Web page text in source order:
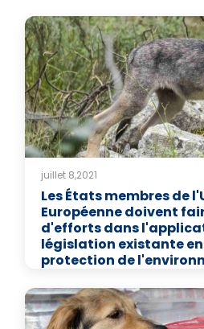
juillet 8,2021
Les États membres de
Européenne doivent
d'efforts dans
législation existante
protection de